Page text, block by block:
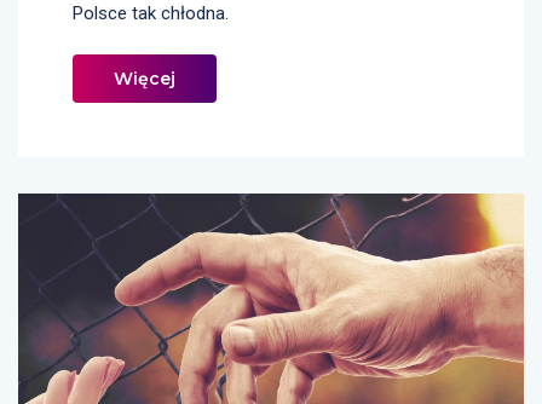
Polsce tak chłodna.
Więcej